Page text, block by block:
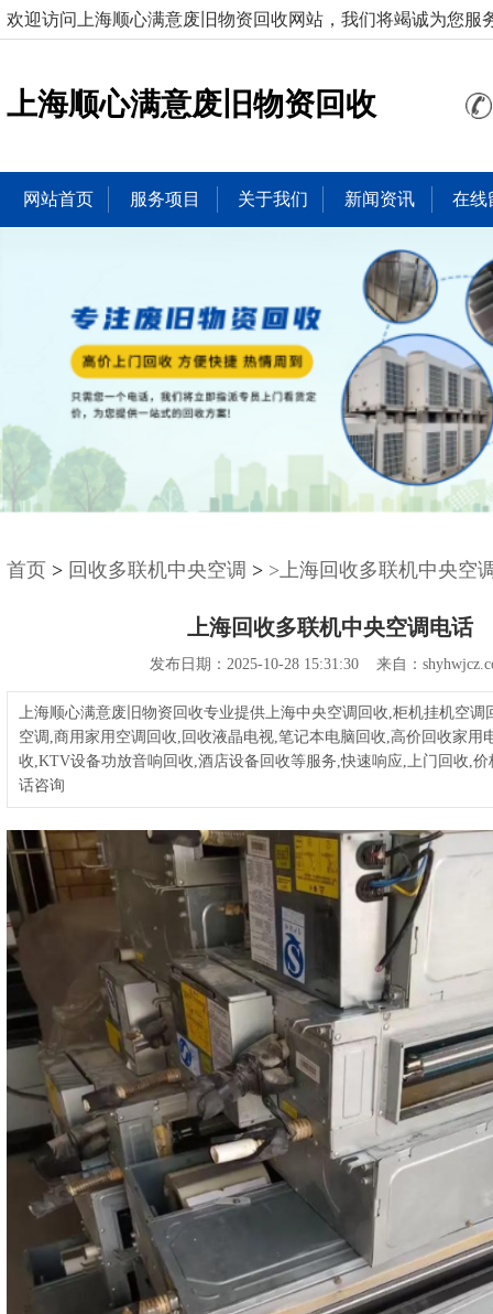
欢迎访问上海顺心满意废旧物资回收网站，我们将竭诚为您服
上海顺心满意废旧物资回收
网站首页 服务项目 关于我们 新闻资讯 在线
首页 > 回收多联机中央空调 > >上海回收多联机中央空
上海回收多联机中央空调电话
发布日期：2025-10-28 15:31:30 来自：
上海顺心满意废旧物资回收专业提供上海中央空调回收,柜机挂机空调
空调,商用家用空调回收,回收液晶电视,笔记本电脑回收,高价回收家用
收,KTV设备功放音响回收,酒店设备回收等服务,快速响应,上门回收,
话咨询